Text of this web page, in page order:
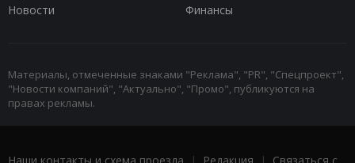
Новости
Финансы
Материалы, отмеченные знаками "Реклама", "PR", "Спецпроект",
"Новости компаний", "Актуально", "Промо", публикуются на
правах рекламы.